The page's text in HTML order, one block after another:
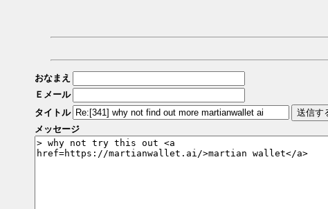
おなまえ
Ｅメール
タイトル
メッセージ